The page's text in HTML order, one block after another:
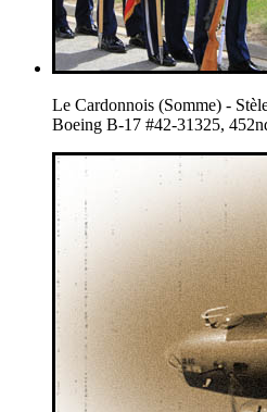
Le Cardonnois (Somme) -
Boeing B-17 #42-31325,